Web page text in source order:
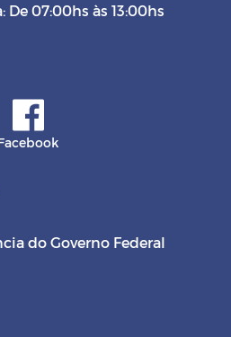
De 07:00hs às 13:00hs
do Governo Federal